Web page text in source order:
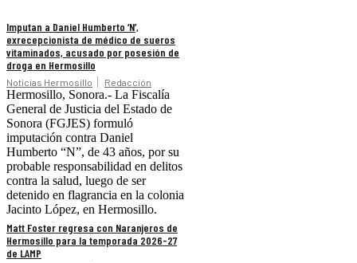
Imputan a Daniel Humberto ‘N’,
exrecepcionista de médico de sueros
vitaminados, acusado por posesión de
droga en Hermosillo
Noticias Hermosillo Redacción
Hermosillo, Sonora.- La Fiscalía
General de Justicia del Estado de
Sonora (FGJES) formuló
imputación contra Daniel
Humberto “N”, de 43 años, por su
probable responsabilidad en delitos
contra la salud, luego de ser
detenido en flagrancia en la colonia
Jacinto López, en Hermosillo.
Matt Foster regresa con Naranjeros de
Hermosillo para la temporada 2026-27
de LAMP